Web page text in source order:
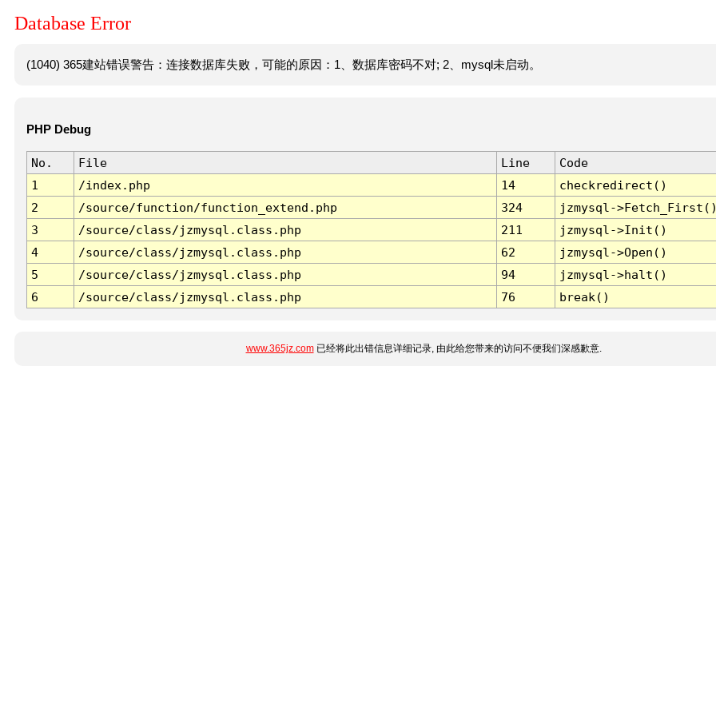
Database Error
(1040) 365建站错误警告：连接数据库失败，可能的原因：1、数据库密码不对; 2、mysql未启动。
PHP Debug
No. File Line
Code
1
/index.php 14
checkredirect()
2
/source/function/function_extend.php 324
jzmysql-
3
/source/class/jzmysql.class.php 211
jzmysql->Init()
4
/source/class/jzmysql.class.php 62
jzmysql->Open()
5
/source/class/jzmysql.class.php 94
jzmysql->halt()
6
/source/class/jzmysql.class.php 76 break()
www.365jz.com已经将此出错信息详细记录, 由此给您带来的访问不便我们深感歉意.